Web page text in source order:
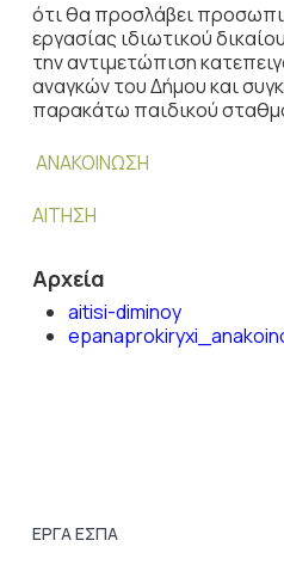
ότι θα προσλάβει
εργασίας ιδιωτικού
την αντιμετώπιση
αναγκών του Δήμου και
παρακάτω παιδικού
ΑΝΑΚΟΙΝΩΣΗ
ΑΙΤΗΣΗ
Αρχεία
aitisi-diminoy
ΕΡΓΑ ΕΣΠΑ